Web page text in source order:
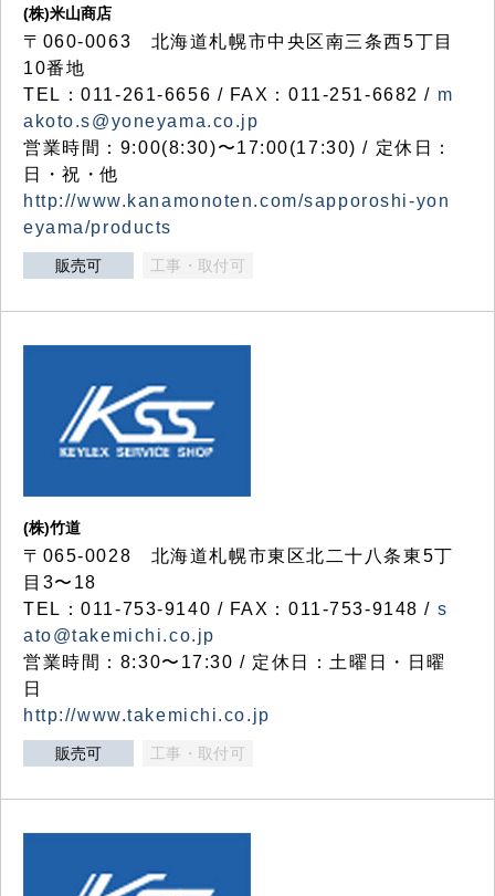
(株)米山商店
〒060-0063 北海道札幌市中央区南三条西5丁目
10番地
TEL：011-261-6656 / FAX：011-251-6682 / m
akoto.s@yoneyama.co.jp
営業時間：9:00(8:30)〜17:00(17:30) / 定休日：
日・祝・他
http://www.kanamonoten.com/sapporoshi-yon
eyama/products
販売可 工事・取付可
(株)竹道
〒065-0028 北海道札幌市東区北二十八条東5丁
目3〜18
TEL：011-753-9140 / FAX：011-753-9148 / s
ato@takemichi.co.jp
営業時間：8:30〜17:30 / 定休日：土曜日・日曜
日
http://www.takemichi.co.jp
販売可 工事・取付可